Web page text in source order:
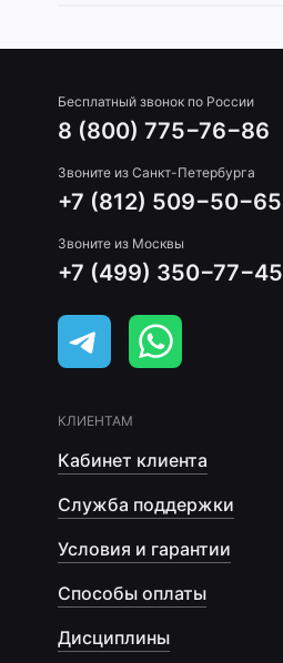
Бесплатный звонок по России
8 (800) 775−76−86
Звоните из Санкт-Петербурга
+7 (812) 509−50−65
Звоните из Москвы
+7 (499) 350−77−45
КЛИЕНТАМ
Кабинет клиента
Служба поддержки
Условия и гарантии
Способы оплаты
Дисциплины